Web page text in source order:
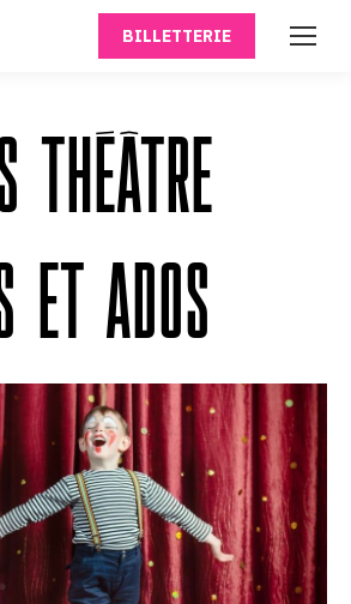
BILLETTERIE
THÉÂTRE
ET ADOS